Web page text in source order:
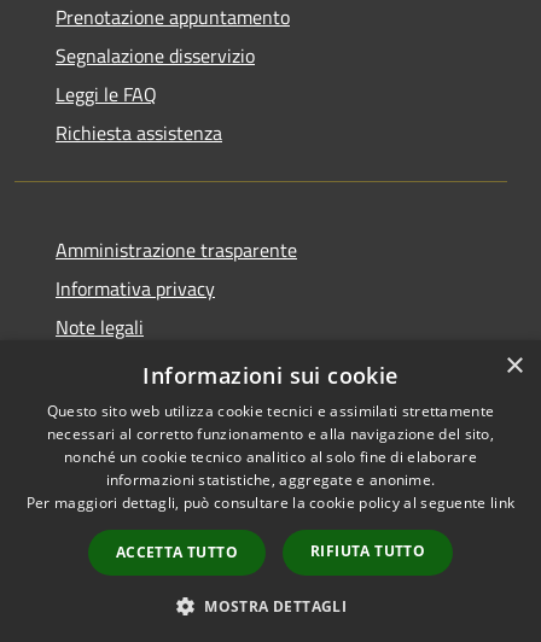
Prenotazione appuntamento
Segnalazione disservizio
Leggi le FAQ
Richiesta assistenza
Amministrazione trasparente
Informativa privacy
Note legali
Dichiarazione di accessibilità
Accessibilità
Copyright © 2026 • Comune di
Postiglione • Powered by
Municipium•
Accesso
redazione
×
Informazioni sui cookie
Questo sito web utilizza cookie tecnici e assimilati strettamente
necessari al corretto funzionamento e alla navigazione del sito,
nonché un cookie tecnico analitico al solo fine di elaborare
informazioni statistiche, aggregate e anonime.
Per maggiori dettagli, può consultare la cookie policy al seguente link
ACCETTA TUTTO RIFIUTA TUTTO
MOSTRA DETTAGLI